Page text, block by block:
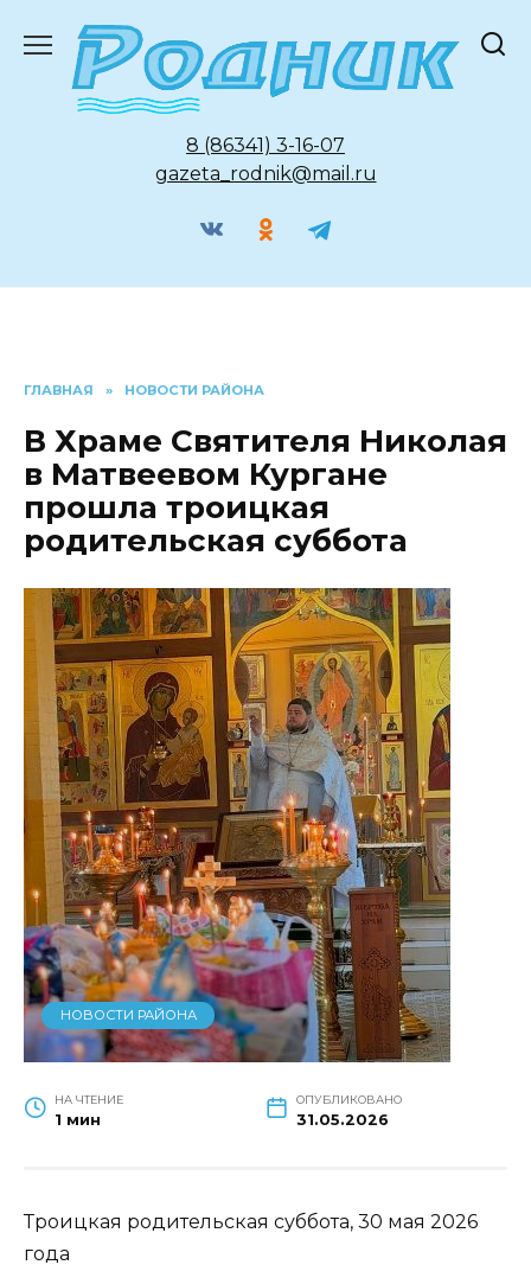
содержанию
8 (86341) 3-16-07
gazeta_rodnik@mail.ru
ГЛАВНАЯ » НОВОСТИ РАЙОНА
В Храме Святителя Николая
в Матвеевом Кургане
прошла троицкая
родительская суббота
НОВОСТИ РАЙОНА
НА ЧТЕНИЕ
1 мин
ОПУБЛИКОВАНО
31.05.2026
Троицкая родительская суббота, 30 мая 2026
года